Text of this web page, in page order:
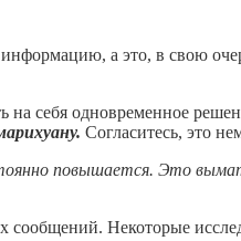
а это, в свою
себя одновременное
Согласитесь, это
повышается. Это
Некоторые